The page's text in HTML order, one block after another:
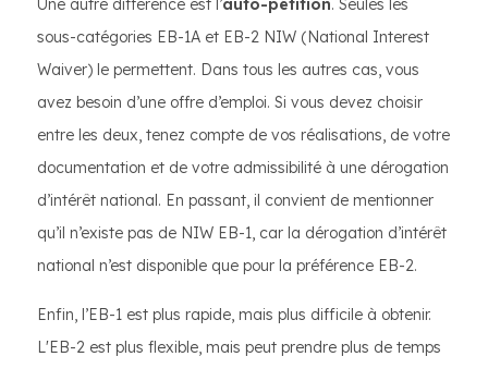
Une autre différence est l’auto-pétition. Seules les
sous-catégories EB-1A et EB-2 NIW (National Interest
Waiver) le permettent. Dans tous les autres cas, vous
avez besoin d’une offre d’emploi. Si vous devez choisir
entre les deux, tenez compte de vos réalisations, de votre
documentation et de votre admissibilité à une dérogation
d’intérêt national. En passant, il convient de mentionner
qu’il n’existe pas de NIW EB-1, car la dérogation d’intérêt
national n’est disponible que pour la préférence EB-2.
Enfin, l’EB-1 est plus rapide, mais plus difficile à obtenir.
L'EB-2 est plus flexible, mais peut prendre plus de temps